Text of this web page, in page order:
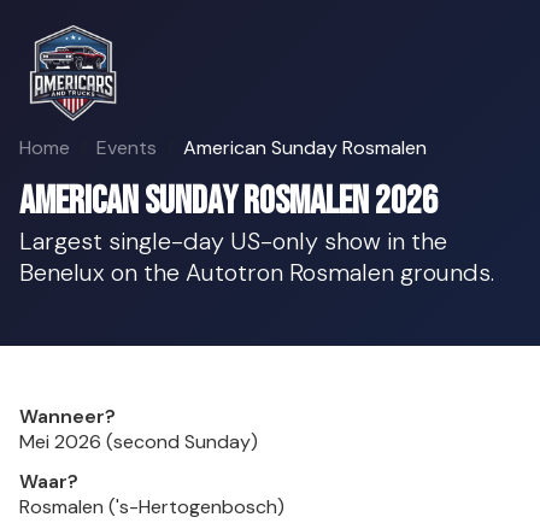
Home Events American Sunday Rosmalen
American Sunday Rosmalen 2026
Largest single-day US-only show in the
Benelux on the Autotron Rosmalen grounds.
Wanneer?
Mei 2026 (second Sunday)
Waar?
Rosmalen ('s-Hertogenbosch)